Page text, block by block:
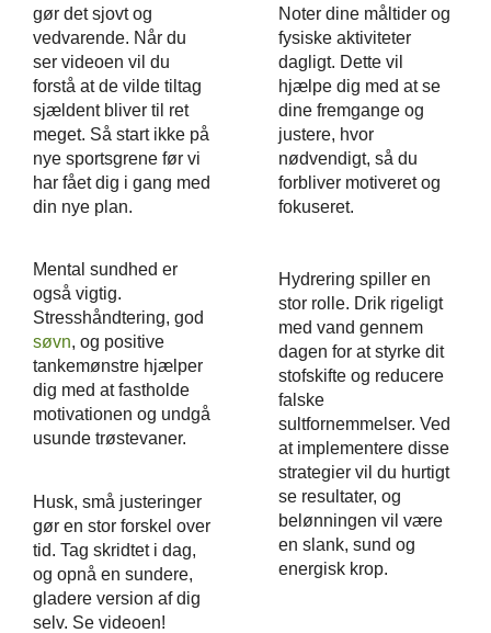
gør det sjovt og
vedvarende. Når du
ser videoen vil du
forstå at de vilde tiltag
sjældent bliver til ret
meget. Så start ikke på
nye sportsgrene før vi
har fået dig i gang med
din nye plan.
Mental sundhed er
også vigtig.
Stresshåndtering, god
søvn, og positive
tankemønstre hjælper
dig med at fastholde
motivationen og undgå
usunde trøstevaner.
Husk, små justeringer
gør en stor forskel over
tid. Tag skridtet i dag,
og opnå en sundere,
gladere version af dig
selv. Se videoen!
Noter dine måltider og
fysiske aktiviteter
dagligt. Dette vil
hjælpe dig med at se
dine fremgange og
justere, hvor
nødvendigt, så du
forbliver motiveret og
fokuseret.
Hydrering spiller en
stor rolle. Drik rigeligt
med vand gennem
dagen for at styrke dit
stofskifte og reducere
falske
sultfornemmelser. Ved
at implementere disse
strategier vil du hurtigt
se resultater, og
belønningen vil være
en slank, sund og
energisk krop.